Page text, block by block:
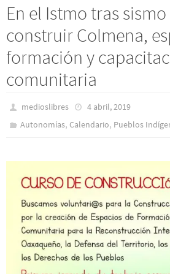
En el Istmo tras
construir Colmena,
formación y
comunitaria
medioslibres
4 abril, 2019
Autonomías,Calendario, Pueblos